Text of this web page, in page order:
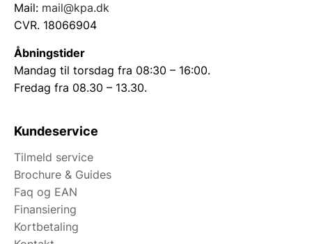
Mail: mail@kpa.dk
CVR. 18066904
Åbningstider
Mandag til torsdag fra 08:30 – 16:00.
Fredag fra 08.30 – 13.30.
Kundeservice
Tilmeld service
Brochure & Guides
Faq og EAN
Finansiering
Kortbetaling